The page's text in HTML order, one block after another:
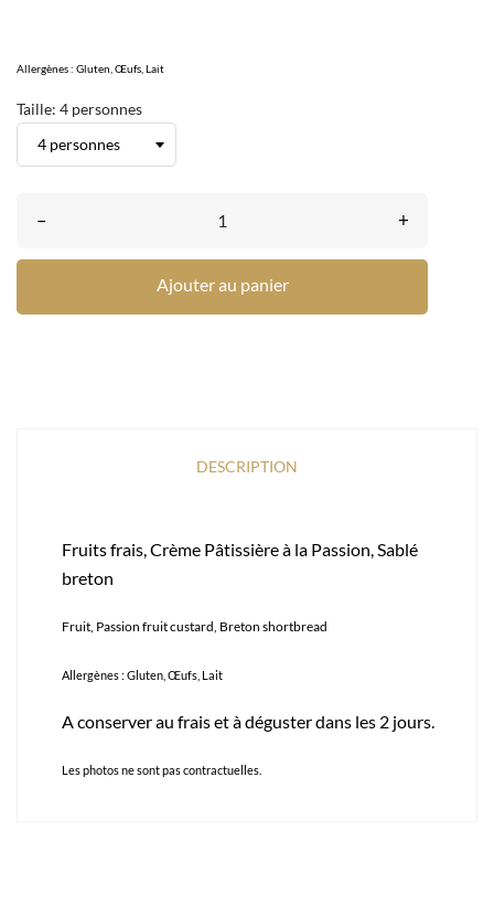
Allergènes : Gluten, Œufs, Lait
Taille: 4 personnes
– +
Ajouter au panier
DESCRIPTION
Fruits frais, Crème Pâtissière à la Passion, Sablé
breton
Fruit, Passion fruit custard, Breton shortbread
Allergènes : Gluten, Œufs, Lait
A conserver au frais et à déguster dans les 2 jours.
Les photos ne sont pas contractuelles.